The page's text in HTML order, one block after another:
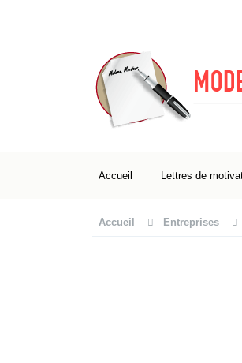
Accueil Lettres de
Accueil Entreprises